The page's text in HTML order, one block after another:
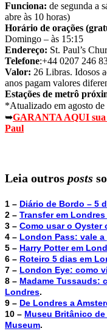
Funciona: de segunda a
abre às 10 horas)
Horário de orações
Domingo – às 15:15
Endereço: St. Paul’s
Telefone:+44 0207 246
Valor: 26 Libras. Idosos
anos pagam valores
Estações de metrô
*Atualizado em agosto de
➥GARANTA AQUI sua
Paul
Leia outros posts
1 – Diário de Bordo – 5
2 – Transfer em
3 – Como usar o Oyster
4 – London Pass: vale
5 – Harry Potter em
6 – Roteiro 5 dias em
7 – London Eye: como
8 – Madame Tussauds:
Londres.
9 – De Londres a
10 – Museu Britânico
Museum.